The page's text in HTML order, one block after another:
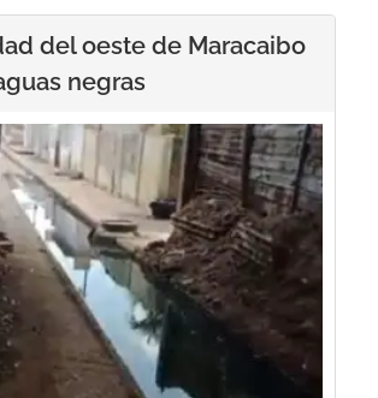
del oeste de Maracaibo
negras